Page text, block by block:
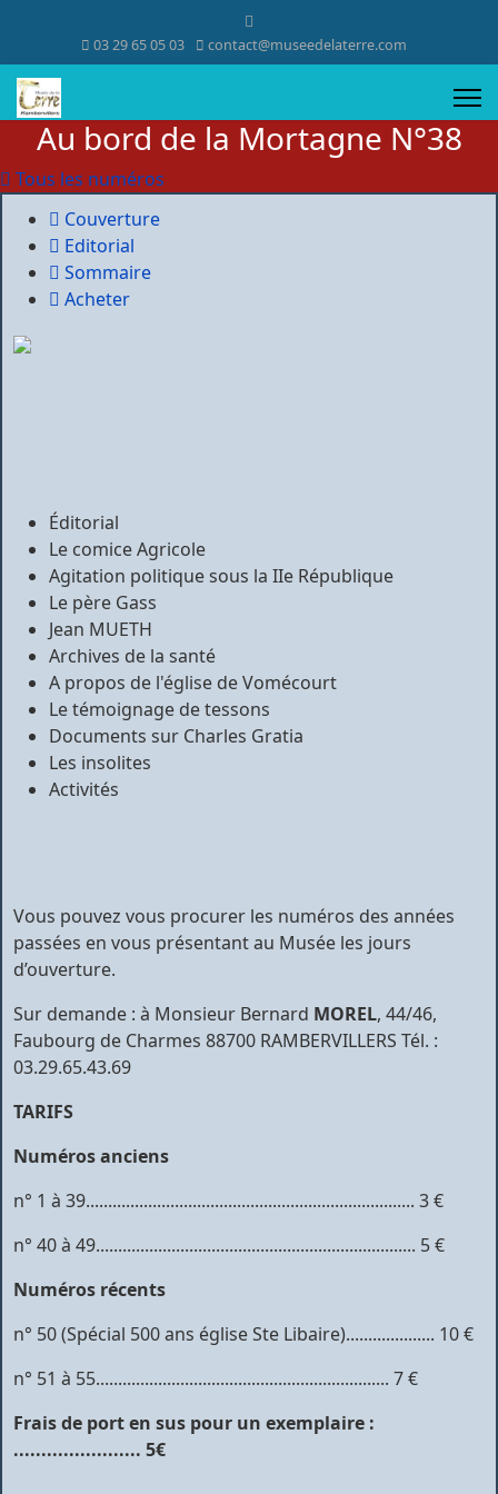
03 29 65 05 03 contact@museedelaterre.com
Au bord de la Mortagne N°38
Tous les numéros
Couverture
Editorial
Sommaire
Acheter
Éditorial
Le comice Agricole
Agitation politique sous la IIe République
Le père Gass
Jean MUETH
Archives de la santé
A propos de l'église de Vomécourt
Le témoignage de tessons
Documents sur Charles Gratia
Les insolites
Activités
Vous pouvez vous procurer les numéros des années
passées en vous présentant au Musée les jours
d’ouverture.
Sur demande : à Monsieur Bernard MOREL, 44/46,
Faubourg de Charmes 88700 RAMBERVILLERS Tél. :
03.29.65.43.69
TARIFS
Numéros anciens
n° 1 à 39.......................................................................... 3 €
n° 40 à 49........................................................................ 5 €
Numéros récents
n° 50 (Spécial 500 ans église Ste Libaire).................... 10 €
n° 51 à 55.................................................................. 7 €
Frais de port en sus pour un exemplaire :
....................... 5€